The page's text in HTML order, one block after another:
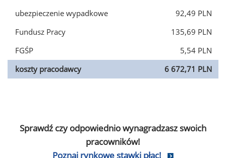
ubezpieczenie wypadkowe
92,49 PLN
Fundusz Pracy
135,69 PLN
FGŚP
5,54 PLN
koszty pracodawcy
6 672,71 PLN
Sprawdź czy odpowiednio wynagradzasz swoich
pracowników!
Poznaj rynkowe stawki płac!